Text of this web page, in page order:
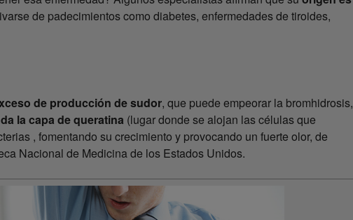
de padecimientos como diabetes, enfermedades de tiroides,
de producción de sudor, que puede empeorar la bromhidrosis,
la capa de queratina (lugar donde se alojan las células que
, fomentando su crecimiento y provocando un fuerte olor, de
Nacional de Medicina de los Estados Unidos.